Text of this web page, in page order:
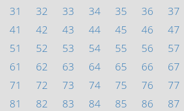
31
32 33 34 35 36 37
41
42 43 44 45 46 47
51
52 53 54 55 56 57
61
62 63 64 65 66 67
71
72 73 74 75 76 77
81
82 83 84 85 86 87